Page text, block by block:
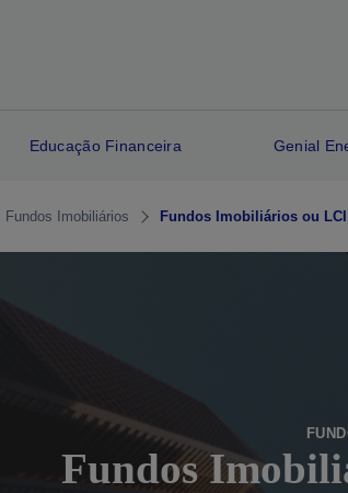
Educação Financeira Genial
Fundos Imobiliários Fundos Imobiliários ou
Fundos